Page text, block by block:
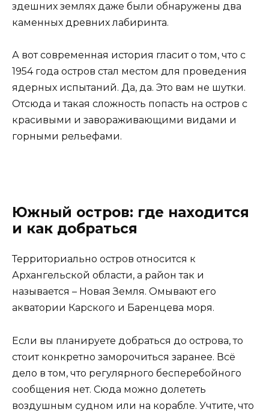
здешних землях даже были обнаружены два
каменных древних лабиринта.
А вот современная история гласит о том, что с
1954 года остров стал местом для проведения
ядерных испытаний. Да, да. Это вам не шутки.
Отсюда и такая сложность попасть на остров с
красивыми и завораживающими видами и
горными рельефами.
Южный остров: где находится
и как добраться
Территориально остров относится к
Архангельской области, а район так и
называется – Новая Земля. Омывают его
акватории Карского и Баренцева моря.
Если вы планируете добраться до острова, то
стоит конкретно заморочиться заранее. Всё
дело в том, что регулярного бесперебойного
сообщения нет. Сюда можно долететь
воздушным судном или на корабле. Учтите, что